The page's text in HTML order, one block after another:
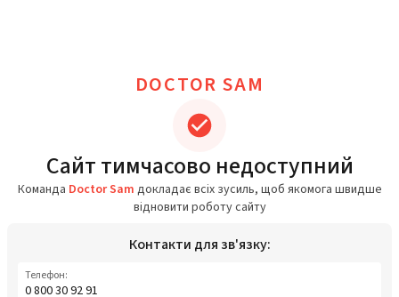
DOCTOR SAM
Сайт тимчасово недоступний
Команда Doctor Sam докладає всіх зусиль, щоб якомога швидше
відновити роботу сайту
Контакти для зв'язку:
Телефон:
0 800 30 92 91